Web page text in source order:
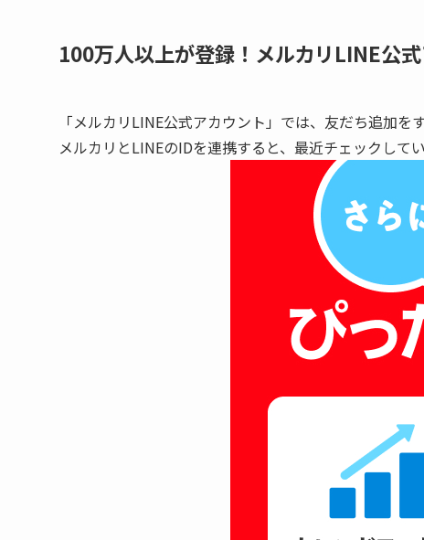
100万人以上が登録！メルカリLINE公
「メルカリLINE公式アカウント」では、友だち追加
メルカリとLINEのIDを連携すると、最近チェックして